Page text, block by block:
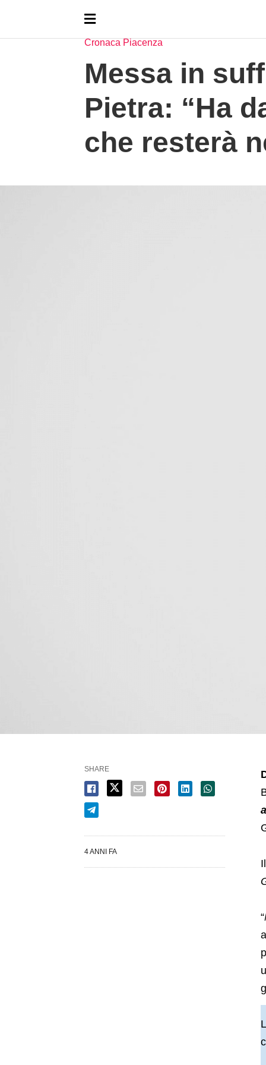
HOMEPAGE
Cronaca Piacenza
Messa in
Pietra: “Ha
che resterà
“
SHARE
4 ANNI FA